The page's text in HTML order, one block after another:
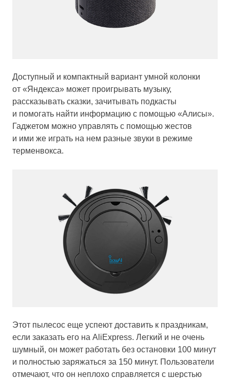
Доступный и компактный вариант умной колонки
от «Яндекса» может проигрывать музыку,
рассказывать сказки, зачитывать подкасты
и помогать найти информацию с помощью «Алисы».
Гаджетом можно управлять с помощью жестов
и ими же играть на нем разные звуки в режиме
терменвокса.
Этот пылесос еще успеют доставить к праздникам,
если заказать его на AliЕxpress. Легкий и не очень
шумный, он может работать без остановки 100 минут
и полностью заряжаться за 150 минут. Пользователи
отмечают, что он неплохо справляется с шерстью